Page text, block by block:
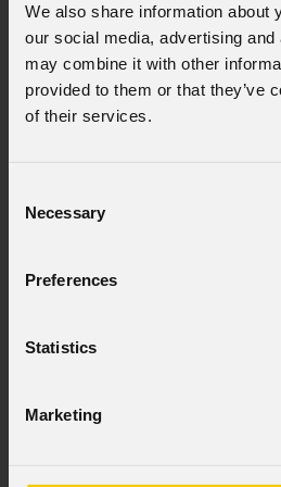
We also share information about
our social media, advertising
may combine it with other
provided to them or that they’ve
of their services.
Selection
Necessary
Preferences
Statistics
Marketing
Messaggio
ricevere informazioni
marketing.
Consenso al
GDPR; acconsento al